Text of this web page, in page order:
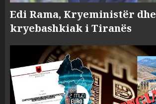
Edi Rama, Kryeministër dhe
kryebashkiak i Tiranës